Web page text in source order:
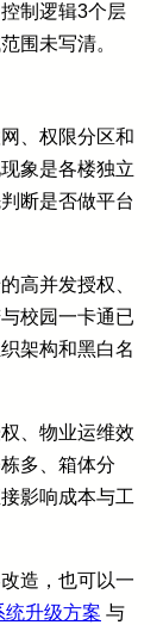
制逻辑3个层
围未写清。
、权限分区和
象是各楼独立
断是否做平台
高并发授权、
校园一卡通已
架构和黑白名
、物业运维效
多、箱体分
影响成本与工
造，也可以一
统升级方案 与